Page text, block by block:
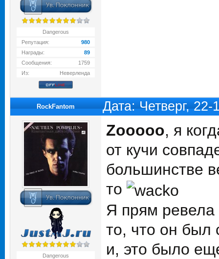
Dangerous
Репутация:
980
Награды:
89
Сообщения:
1759
Из:
Неверленда
RockFantom Дата: Четверг,
Dangerous
Zooooo, я
от кучи
большинстве
то
Я прям ревела
то, что он был
и, это было